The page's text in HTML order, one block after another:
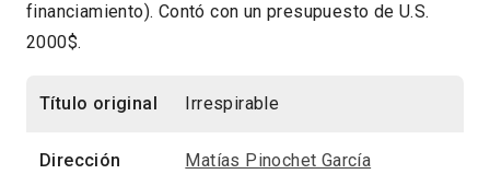
financiamiento). Contó con un presupuesto de U.S.
2000$.
Título original Irrespirable
Dirección Matías Pinochet García